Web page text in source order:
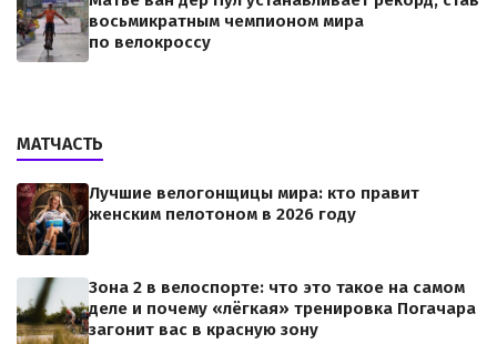
восьмикратным чемпионом мира
по велокроссу
МАТЧАСТЬ
Лучшие велогонщицы мира: кто правит
женским пелотоном в 2026 году
Зона 2 в велоспорте: что это такое на самом
деле и почему «лёгкая» тренировка Погачара
загонит вас в красную зону